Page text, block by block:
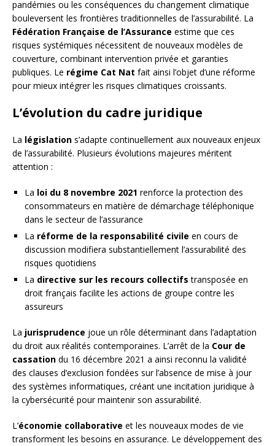
pandémies ou les conséquences du changement climatique
bouleversent les frontières traditionnelles de l’assurabilité. La
Fédération Française de l’Assurance estime que ces
risques systémiques nécessitent de nouveaux modèles de
couverture, combinant intervention privée et garanties
publiques. Le régime Cat Nat fait ainsi l’objet d’une réforme
pour mieux intégrer les risques climatiques croissants.
L’évolution du cadre juridique
La législation s’adapte continuellement aux nouveaux enjeux
de l’assurabilité. Plusieurs évolutions majeures méritent
attention :
La loi du 8 novembre 2021 renforce la protection des
consommateurs en matière de démarchage téléphonique
dans le secteur de l’assurance
La réforme de la responsabilité civile en cours de
discussion modifiera substantiellement l’assurabilité des
risques quotidiens
La directive sur les recours collectifs transposée en
droit français facilite les actions de groupe contre les
assureurs
La jurisprudence joue un rôle déterminant dans l’adaptation
du droit aux réalités contemporaines. L’arrêt de la Cour de
cassation du 16 décembre 2021 a ainsi reconnu la validité
des clauses d’exclusion fondées sur l’absence de mise à jour
des systèmes informatiques, créant une incitation juridique à
la cybersécurité pour maintenir son assurabilité.
L’économie collaborative et les nouveaux modes de vie
transforment les besoins en assurance. Le développement des